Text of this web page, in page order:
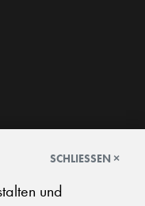
SCHLIESSEN ×
und